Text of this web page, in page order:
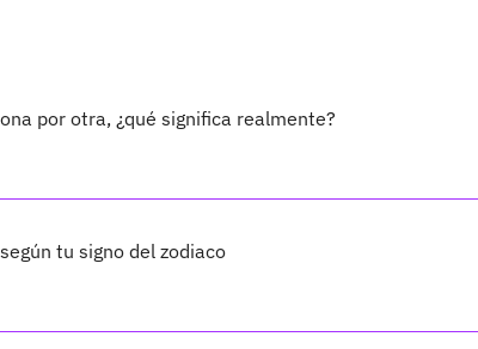
por otra, ¿qué significa realmente?
tu signo del zodiaco